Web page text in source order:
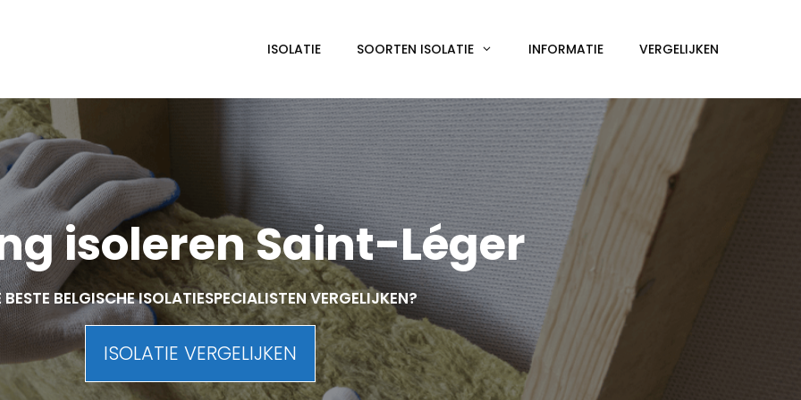
ISOLATIE SOORTEN ISOLATIE INFORMATIE VERGELIJKEN
isoleren Saint-Léger
BESTE BELGISCHE ISOLATIESPECIALISTEN VERGELIJKEN?
ISOLATIE VERGELIJKEN